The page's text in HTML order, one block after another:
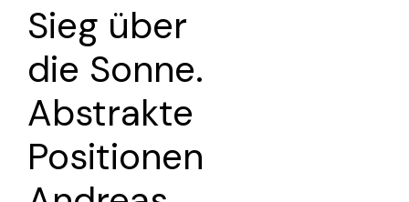
Sieg über
die Sonne.
Abstrakte
Positionen